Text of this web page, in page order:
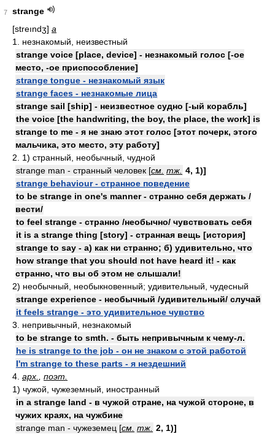
7
strange
[streındʒ] a
1. незнакомый, неизвестный
strange voice [place, device] - незнакомый голос [-ое
место, -ое приспособление]
strange tongue - незнакомый язык
strange faces - незнакомые лица
strange sail [ship] - неизвестное судно [-ый корабль]
the voice [the handwriting, the boy, the place, the work] is
strange to me - я не знаю этот голос [этот почерк, этого
мальчика, это место, эту работу]
2. 1) странный, необычный, чудной
strange man - странный человек [см. тж. 4, 1)]
strange behaviour - странное поведение
to be strange in one's manner - странно себя держать /
вести/
to feel strange - странно /необычно/ чувствовать себя
it is a strange thing [story] - странная вещь [история]
strange to say - а) как ни странно; б) удивительно, что
how strange that you should not have heard it! - как
странно, что вы об этом не слышали!
2) необычный, необыкновенный; удивительный, чудесный
strange experience - необычный /удивительный/ случай
it feels strange - это удивительное чувство
3. непривычный, незнакомый
to be strange to smth. - быть непривычным к чему-л.
he is strange to the job - он не знаком с этой работой
I'm strange to these parts - я нездешний
4. арх.
поэт.
1) чужой, чужеземный, иностранный
in a strange land - в чужой стране, на чужой стороне, в
чужих краях, на чужбине
strange man - чужеземец [см. тж. 2, 1)]